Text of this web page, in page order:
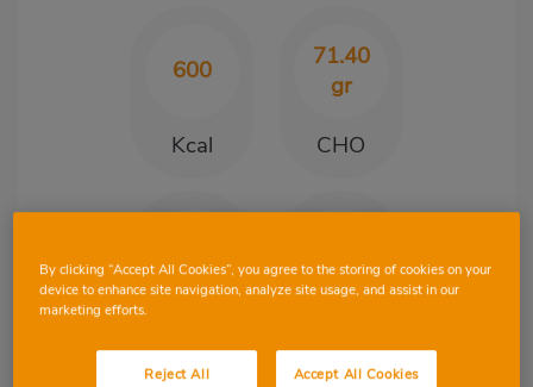
600
Kcal
71.40
gr
CHO
gr
gr
By clicking “Accept All Cookies”, you agree to the storing of cookies on your
device to enhance site navigation, analyze site usage, and assist in our
marketing efforts.
Reject All Accept All Cookies